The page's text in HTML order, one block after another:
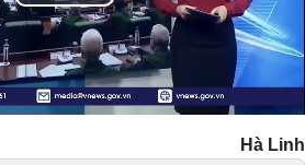
Video
Hà Linh